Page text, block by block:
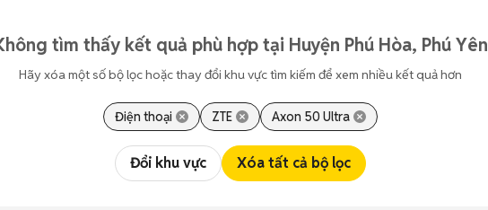
tìm thấy kết quả phù hợp tại Huyện Phú Hòa, Phú Yên
Hãy xóa một số bộ lọc hoặc thay đổi khu vực tìm kiếm để xem nhiều kết quả hơn
Điện thoại ZTE Axon 50 Ultra
Đổi khu vực Xóa tất cả bộ lọc